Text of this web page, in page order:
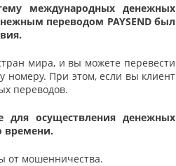
международных денежных
переводом PAYSEND был
мира, и вы можете перевести
номеру. При этом, если вы клиент
переводов.
для осуществления денежных
времени.
от мошенничества.